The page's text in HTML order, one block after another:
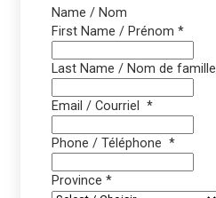
Name / Nom
First Name / Prénom *
Last Name / Nom de famille
Email / Courriel *
Phone / Téléphone *
Province *